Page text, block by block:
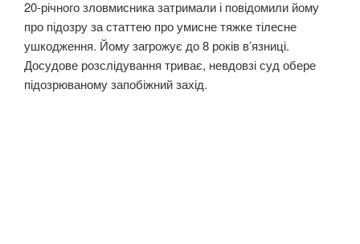
20-річного зловмисника затримали і повідомили йому
про підозру за статтею про умисне тяжке тілесне
ушкодження. Йому загрожує до 8 років в’язниці.
Досудове розслідування триває, невдовзі суд обере
підозрюваному запобіжний захід.